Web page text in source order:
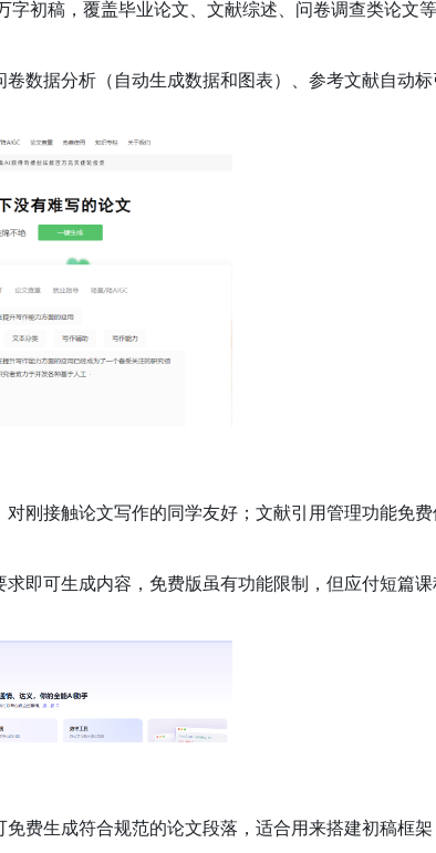
字初稿，覆盖毕业论文、文献综述、问卷调查类论文
卷数据分析（自动生成数据和图表）、参考文献自动
对刚接触论文写作的同学友好；文献引用管理功能免
即可生成内容，免费版虽有功能限制，但应付短篇
免费生成符合规范的论文段落，适合用来搭建初稿框